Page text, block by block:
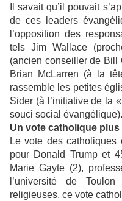
Il savait qu’il pouvait
de ces leaders
l’opposition des
tels Jim Wallace
(ancien conseiller de Bill
Brian McLarren (à la
rassemble les petites
Sider (à l’initiative de la
souci social évangélique).
Un vote catholique plus
Le vote des
pour Donald Trump et
Marie Gayte (2),
l’université de
religieuses, ce vote